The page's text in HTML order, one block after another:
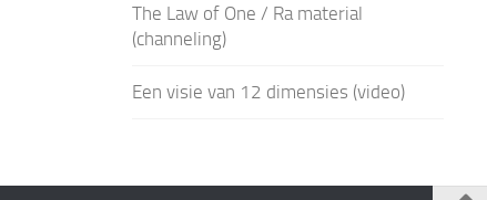
The Law of One / Ra material
(channeling)
Een visie van 12 dimensies (video)